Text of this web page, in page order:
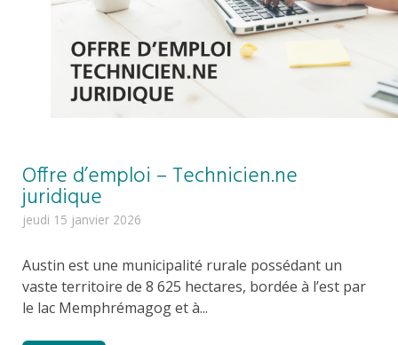
Offre d’emploi – Technicien.ne
juridique
jeudi 15 janvier 2026
Austin est une municipalité rurale possédant un
vaste territoire de 8 625 hectares, bordée à l’est par
le lac Memphrémagog et à...